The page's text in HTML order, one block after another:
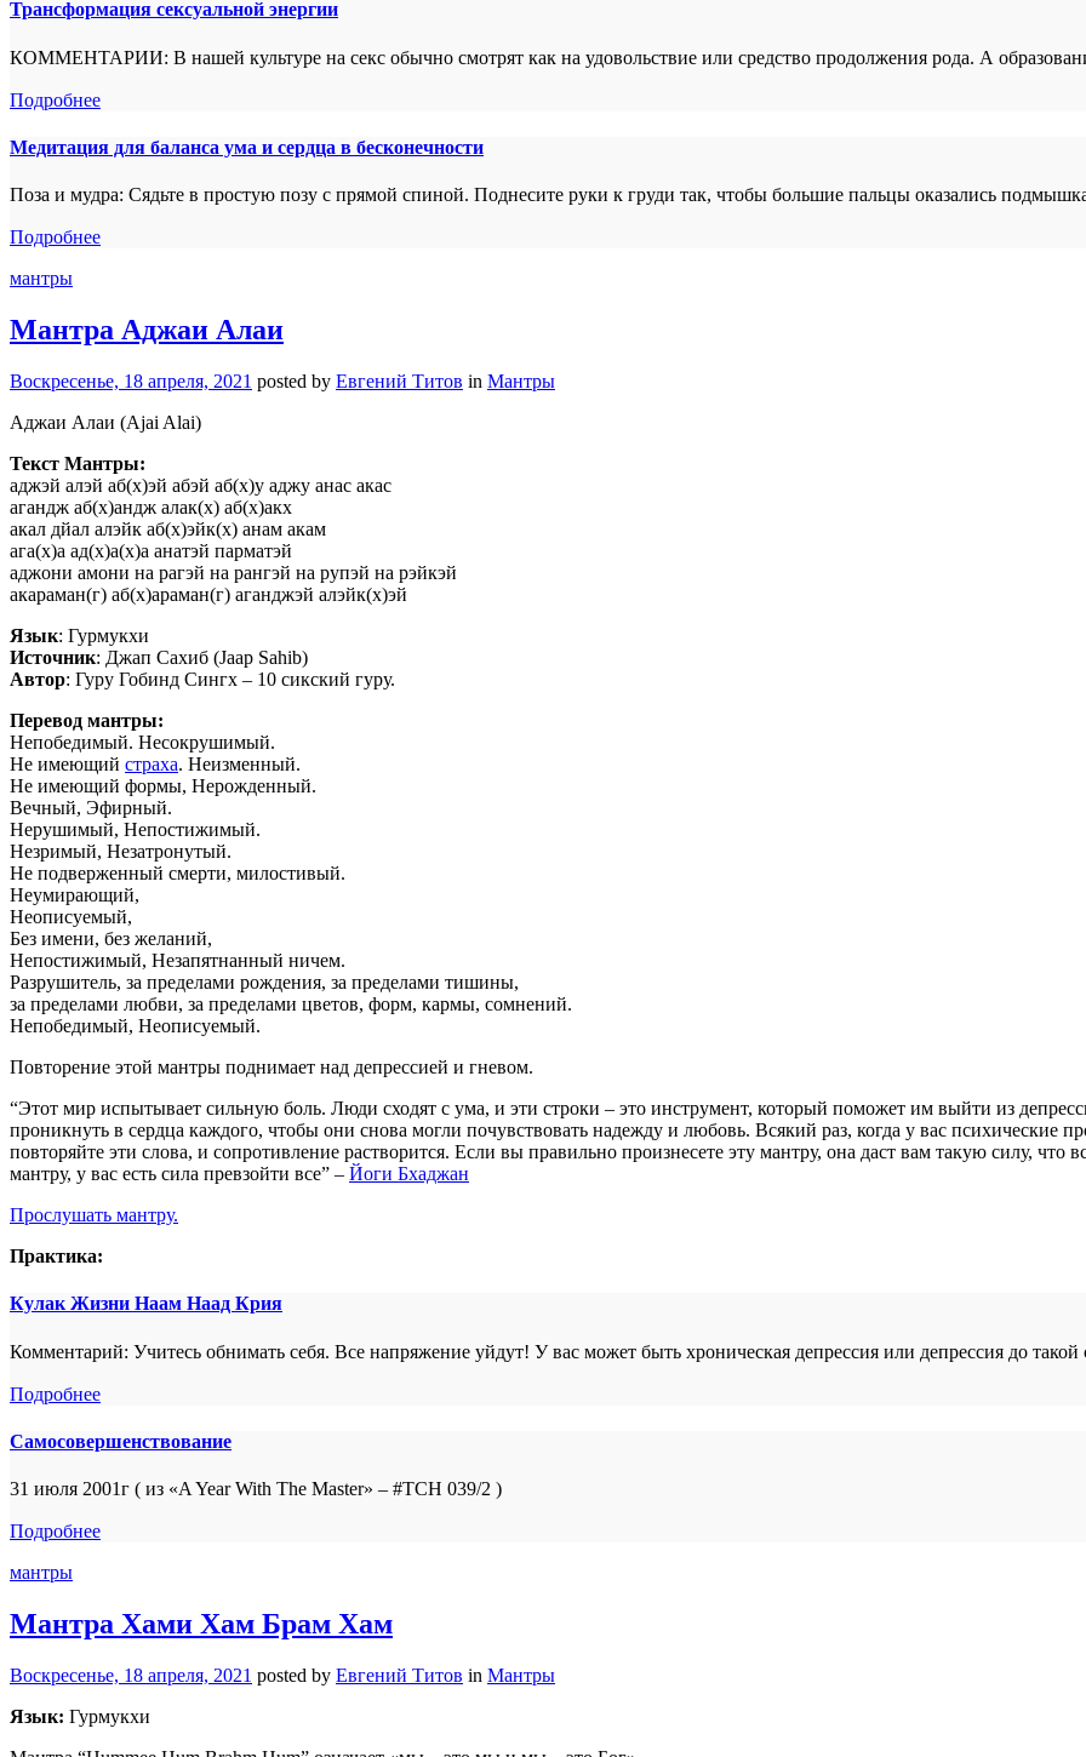
Трансформация сексуальной энергии
КОММЕНТАРИИ: В нашей культуре на секс обычно смотрят как на удовольствие или средство продолжения рода. А
Подробнее
Медитация для баланса ума и сердца в бесконечности
Поза и мудра: Сядьте в простую позу с прямой спиной. Поднесите руки к груди так, чтобы большие пальцы оказались
Подробнее
мантры
Мантра Аджаи Алаи
Воскресенье, 18 апреля, 2021 posted by Евгений Титов in Мантры
Аджаи Алаи (Ajai Alai)
Текст Мантры:
аджэй алэй аб(х)эй абэй аб(х)у аджу анас акас
агандж аб(х)андж алак(х) аб(х)акх
акал дйал алэйк аб(х)эйк(х) анам акам
ага(х)а ад(х)а(х)а анатэй парматэй
аджони амони на рагэй на рангэй на рупэй на рэйкэй
акараман(г) аб(х)араман(г) аганджэй алэйк(х)эй
Язык: Гурмукхи
Источник: Джап Сахиб (Jaap Sahib)
Автор: Гуру Гобинд Сингх – 10 сикский гуру.
Перевод мантры:
Непобедимый. Несокрушимый.
Не имеющий страха. Неизменный.
Не имеющий формы, Нерожденный.
Вечный, Эфирный.
Нерушимый, Непостижимый.
Незримый, Незатронутый.
Не подверженный смерти, милостивый.
Неумирающий,
Неописуемый,
Без имени, без желаний,
Непостижимый, Незапятнанный ничем.
Разрушитель, за пределами рождения, за пределами тишины,
за пределами любви, за пределами цветов, форм, кармы, сомнений.
Непобедимый, Неописуемый.
Повторение этой мантры поднимает над депрессией и гневом.
“Этот мир испытывает сильную боль. Люди сходят с ума, и эти строки – это инструмент, который поможет им выйти из
проникнуть в сердца каждого, чтобы они снова могли почувствовать надежду и любовь. Всякий раз, когда у вас психические
повторяйте эти слова, и сопротивление растворится. Если вы правильно произнесете эту мантру, она даст вам такую силу, что
мантру, у вас есть сила превзойти все” – Йоги Бхаджан
Прослушать мантру.
Практика:
Кулак Жизни Наам Наад Крия
Комментарий: Учитесь обнимать себя. Все напряжение уйдут! У вас может быть хроническая депрессия или депрессия до
Подробнее
Самосовершенствование
31 июля 2001г ( из «A Year With The Master» – #TCH 039/2 )
Подробнее
мантры
Мантра Хами Хам Брам Хам
Воскресенье, 18 апреля, 2021 posted by Евгений Титов in Мантры
Язык: Гурмукхи